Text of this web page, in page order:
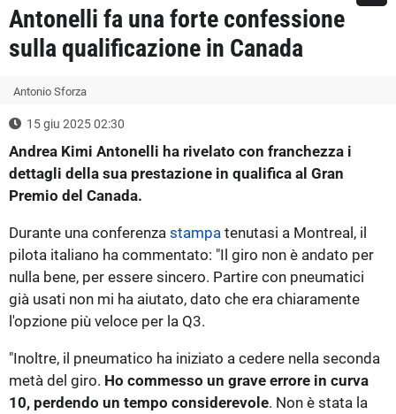
Antonelli fa una forte confessione
sulla qualificazione in Canada
Antonio Sforza
15 giu 2025 02:30
Andrea Kimi Antonelli ha rivelato con franchezza i
dettagli della sua prestazione in qualifica al Gran
Premio del Canada.
Durante una conferenza stampa tenutasi a Montreal, il
pilota italiano ha commentato: "Il giro non è andato per
nulla bene, per essere sincero. Partire con pneumatici
già usati non mi ha aiutato, dato che era chiaramente
l'opzione più veloce per la Q3.
"Inoltre, il pneumatico ha iniziato a cedere nella seconda
metà del giro. Ho commesso un grave errore in curva
10, perdendo un tempo considerevole. Non è stata la